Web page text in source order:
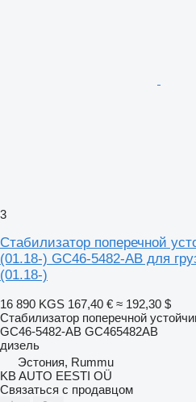
3
Стабилизатор поперечной
(01.18-) GC46-5482-AB для
(01.18-)
16 890 KGS 167,40 € ≈ 192,30 $
Стабилизатор поперечной
GC46-5482-AB GC465482AB
дизель
Эстония, Rummu
KB AUTO EESTI OÜ
Связаться с продавцом